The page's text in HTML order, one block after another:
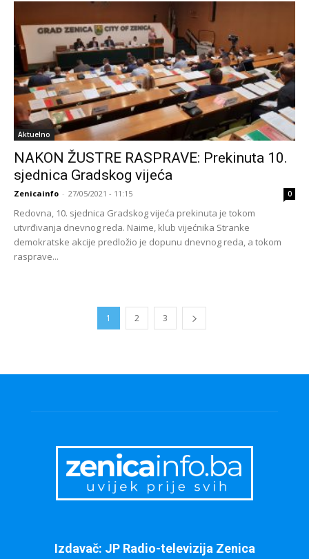
Aktuelno
NAKON ŽUSTRE RASPRAVE: Prekinuta 10.
sjednica Gradskog vijeća
Zenicainfo - 27/05/2021 - 11:15 0
Redovna, 10. sjednica Gradskog vijeća prekinuta je tokom
utvrđivanja dnevnog reda. Naime, klub vijećnika Stranke
demokratske akcije predložio je dopunu dnevnog reda, a tokom
rasprave...
1 2 3
Izdavač: JP Radio-televizija Zenica